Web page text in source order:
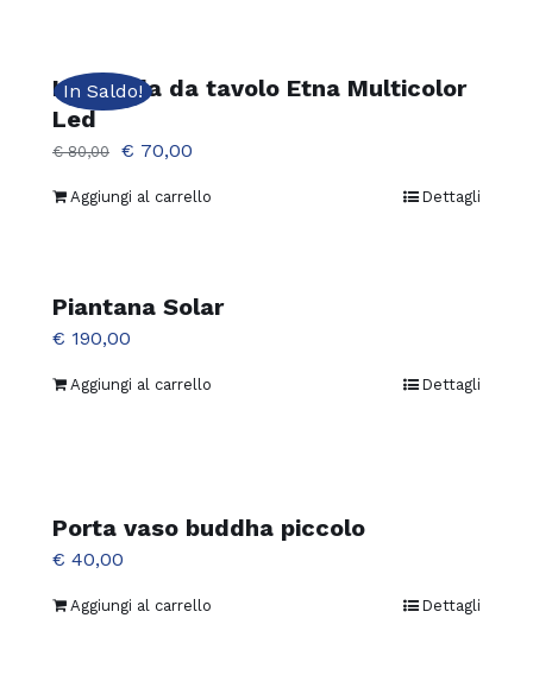
In Saldo!
Lampada da tavolo Etna Multicolor
Led
€80,00
Il
€ 70,00
Aggiungi al carrello Dettagli
Piantana Solar
€ 190,00
Aggiungi al carrello Dettagli
Porta vaso buddha piccolo
€ 40,00
Aggiungi al carrello Dettagli